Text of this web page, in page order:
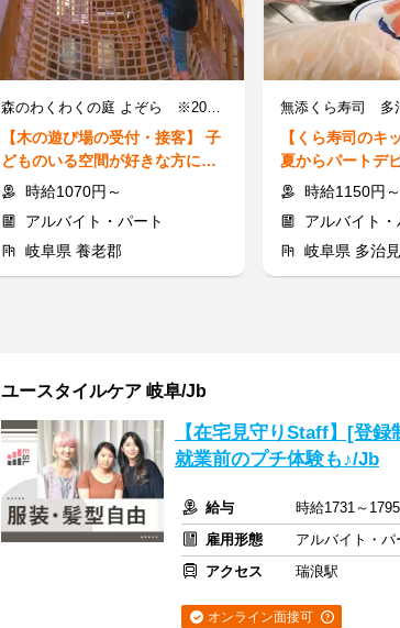
森のわくわくの庭 よぞら ※2025年12月25日にリニューアルオープン
【木の遊び場の受付・接客】 子
どものいる空間が好きな方にオ
ススメ◎主婦さん歓迎♪
時給1070円～
アルバイト・パート
岐阜県 養老郡
無添くら寿司 多
【くら寿司のキ
夏からパートデ
両立◎お家で面接
時給1150円～
アルバイト・
岐阜県 多治
ユースタイルケア 岐阜/Jb
【在宅見守りStaff】[登
就業前のプチ体験も♪/Jb
給与
時給1731～
雇用形態
アルバイト・パ
アクセス
瑞浪駅
オンライン面接可